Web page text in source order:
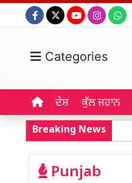
Categories
ਦੇਸ਼ ਕੁੱਲ ਜਹਾਨ
Breaking News
Punjab